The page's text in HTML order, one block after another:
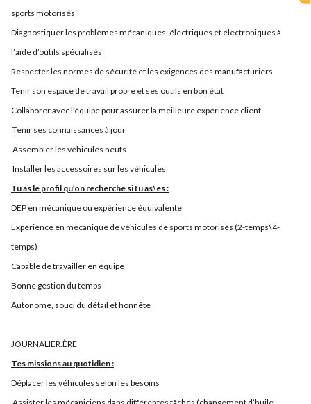
sports motorisés
Diagnostiquer les problèmes mécaniques, électriques et électroniques à
l’aide d’outils spécialisés
Respecter les normes de sécurité et les exigences des manufacturiers
Tenir son espace de travail propre et ses outils en bon état
Collaborer avec l’équipe pour assurer la meilleure expérience client
Tenir ses connaissances à jour
Assembler les véhicules neufs
Installer les accessoires sur les véhicules
Tu as le profil qu’on recherche si tu as\es :
DEP en mécanique ou expérience équivalente
Expérience en mécanique de véhicules de sports motorisés (2-temps\4-
temps)
Capable de travailler en équipe
Bonne gestion du temps
Autonome, souci du détail et honnête
JOURNALIER.ÈRE
Tes missions au quotidien :
Déplacer les véhicules selon les besoins